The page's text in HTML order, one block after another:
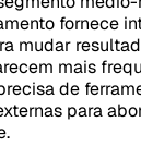
fornece
mudar
mais
de
para